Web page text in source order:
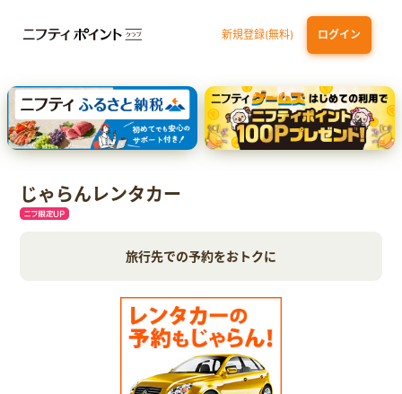
新規登録(無料) ログイン
dカード GOLD 三井住友カード ゴールド（NL）（家族カード発行）
【実質初月無料】DMM | Disney+(ディズニープラス) セットプラン
SBI証券 確定拠出年金（iDeCo）
じゃらんレンタカー
旅行先での予約をおトクに